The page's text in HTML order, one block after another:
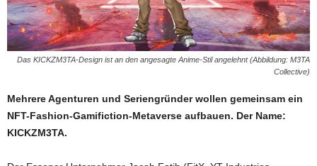
Das KICKZM3TA-Design ist an den angesagte Anime-Stil angelehnt (Abbildung: M3TA
Collective)
Mehrere Agenturen und Seriengründer wollen gemeinsam ein
NFT-Fashion-Gamifiction-Metaverse aufbauen. Der Name:
KICKZM3TA.